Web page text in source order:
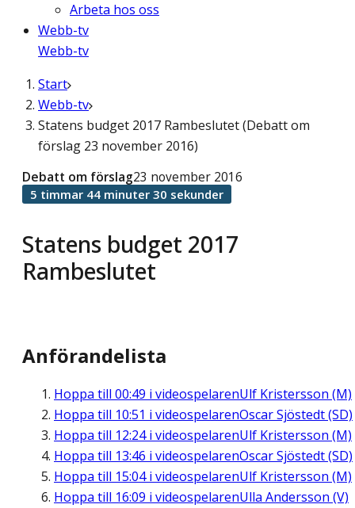
Arbeta hos oss
Webb-tv
Webb-tv
Start
Webb-tv
Statens budget 2017 Rambeslutet (Debatt om
förslag 23 november 2016)
Statens budget 2017
Rambeslutet
Debatt om förslag23 november 2016
5 timmar 44 minuter 30 sekunder
Anförandelista
Hoppa till 00:49 i videospelarenUlf Kristersson (M)
Hoppa till 10:51 i videospelarenOscar Sjöstedt (SD)
Hoppa till 12:24i videospelarenUlf Kristersson (M)
Hoppa till 13:46 i videospelarenOscar Sjöstedt (SD)
Hoppa till 15:04i videospelarenUlf Kristersson (M)
Hoppa till 16:09 i videospelarenUlla Andersson (V)